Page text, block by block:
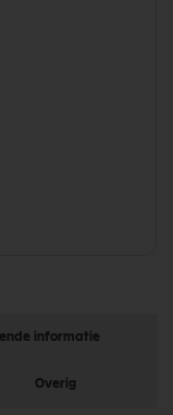
informatie
Overig